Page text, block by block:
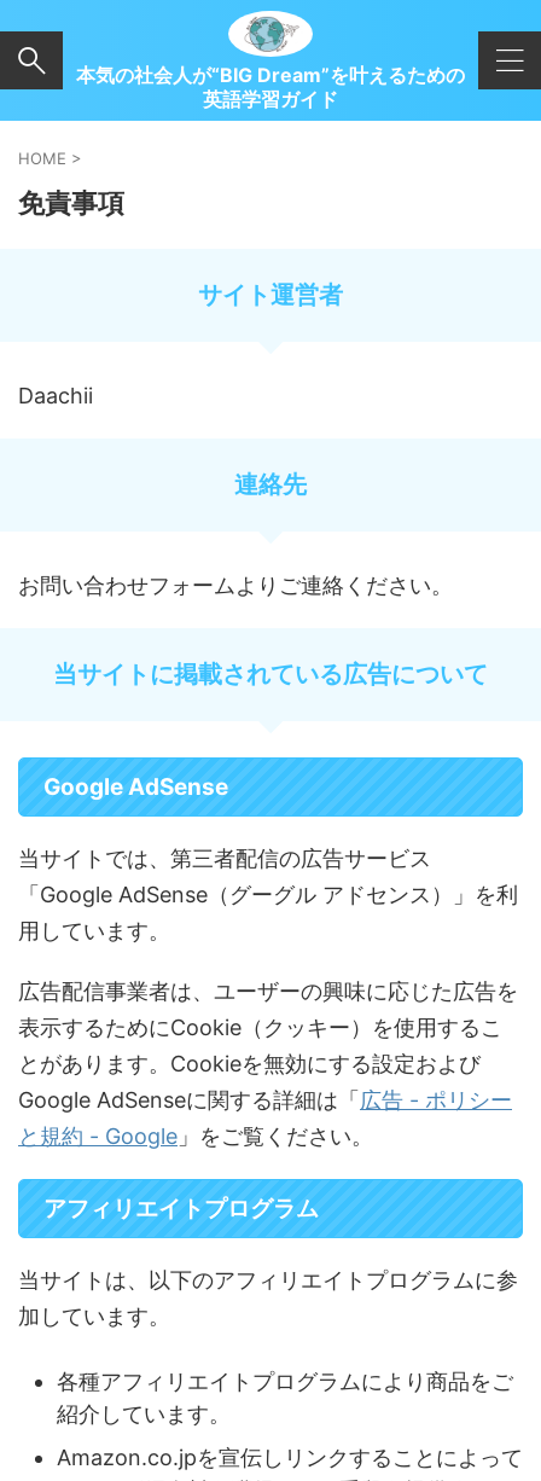
本気の社会人が“BIG Dream”を叶えるための
英語学習ガイド
HOME >
免責事項
サイト運営者
Daachii
連絡先
お問い合わせフォームよりご連絡ください。
当サイトに掲載されている広告について
Google AdSense
当サイトでは、第三者配信の広告サービス
「Google AdSense（グーグル アドセンス）」を利
用しています。
広告配信事業者は、ユーザーの興味に応じた広告を
表示するためにCookie（クッキー）を使用するこ
とがあります。Cookieを無効にする設定および
Google AdSenseに関する詳細は「 広告 - ポリシー
と規約 - Google 」をご覧ください。
アフィリエイトプログラム
当サイトは、以下のアフィリエイトプログラムに参
加しています。
各種アフィリエイトプログラムにより商品をご
紹介しています。
Amazon.co.jpを宣伝しリンクすることによって